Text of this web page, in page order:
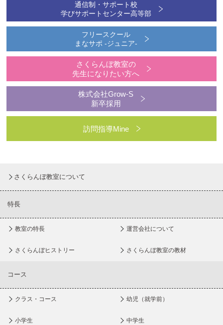
通信制・サポート校
学びサポートセンター高等部
フリースクール
まなサポ -ジュニア-
さくらんぼ教室の
先生になりたい方へ
株式会社Grow-S
新卒採用
訪問指導Mine
さくらんぼ教室について
特長
教室の特長 運営会社について
さくらんぼヒストリー さくらんぼ教室の教材
コース
クラス・コース 幼児（就学前）
小学生 中学生